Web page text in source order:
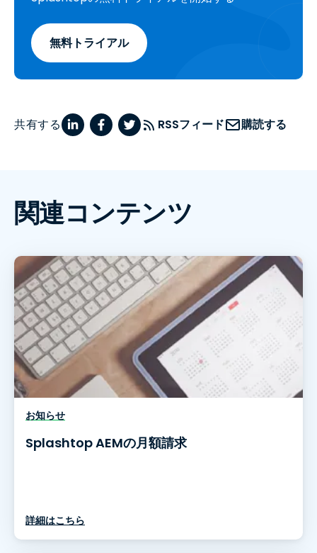
無料トライアル
共有する RSSフィード 購読する
関連コンテンツ
お知らせ
Splashtop AEMの月額請求
詳細はこちら